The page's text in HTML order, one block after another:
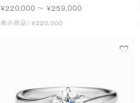
¥220,000 〜 ¥259,000
表示商品： ¥220,000